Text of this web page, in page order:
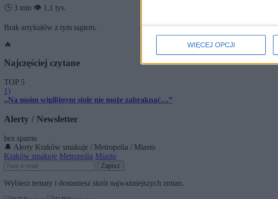
WIĘCEJ OPCJI
🕒 3 min 👁️ 1,1 tys.
Brak artykułów z tym tagiem.
🔥
Najczęściej czytane
TOP 5
1)
„Na moim wigilijnym stole nie może zabraknąć…”
Alerty / Newsletter
bez spamu
🔔 Alerty Kraków smakuje / Metropolia / Miasto
Kraków smakuje Metropolia Miasto
Zapisz
Wybierz tematy i dostaniesz skrót najważniejszych zmian.